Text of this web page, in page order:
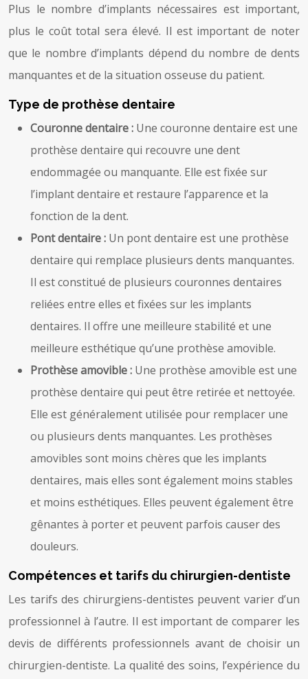
Plus le nombre d’implants nécessaires est important,
plus le coût total sera élevé. Il est important de noter
que le nombre d’implants dépend du nombre de dents
manquantes et de la situation osseuse du patient.
Type de prothèse dentaire
Couronne dentaire : Une couronne dentaire est une
prothèse dentaire qui recouvre une dent
endommagée ou manquante. Elle est fixée sur
l’implant dentaire et restaure l’apparence et la
fonction de la dent.
Pont dentaire : Un pont dentaire est une prothèse
dentaire qui remplace plusieurs dents manquantes.
Il est constitué de plusieurs couronnes dentaires
reliées entre elles et fixées sur les implants
dentaires. Il offre une meilleure stabilité et une
meilleure esthétique qu’une prothèse amovible.
Prothèse amovible : Une prothèse amovible est une
prothèse dentaire qui peut être retirée et nettoyée.
Elle est généralement utilisée pour remplacer une
ou plusieurs dents manquantes. Les prothèses
amovibles sont moins chères que les implants
dentaires, mais elles sont également moins stables
et moins esthétiques. Elles peuvent également être
gênantes à porter et peuvent parfois causer des
douleurs.
Compétences et tarifs du chirurgien-dentiste
Les tarifs des chirurgiens-dentistes peuvent varier d’un
professionnel à l’autre. Il est important de comparer les
devis de différents professionnels avant de choisir un
chirurgien-dentiste. La qualité des soins, l’expérience du